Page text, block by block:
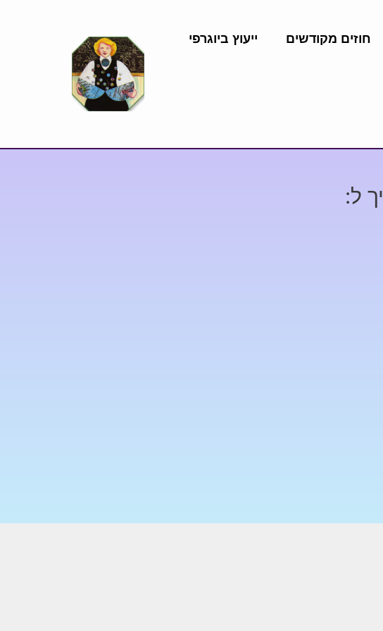
חוזים מקודשים ייעוץ ביוגרפי
ל: